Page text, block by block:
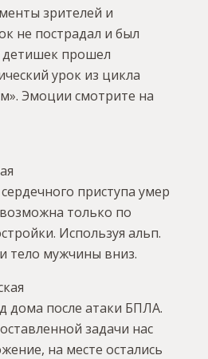
зрителей и
не пострадал и был
детишек прошел
урок из цикла
Эмоции смотрите на
приступа умер
только по
Используя альп.
тело мужчины вниз.
дома после атаки БПЛА.
задачи нас
на месте остались